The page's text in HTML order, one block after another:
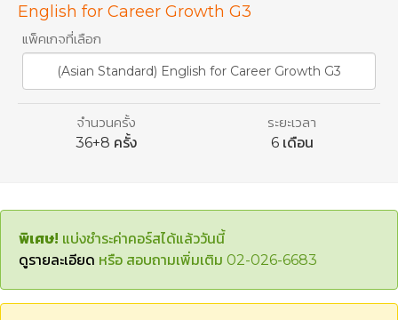
Lesson 23
Closing a meeting
Lesson 24
Lesson 25
Scheduling Online Meetings
Lesson 26
Attending Online Meetings
Lesson 27
Dealing with Technical Problems
Review and Practice (Lesson 25-29)
Lesson 31
Starting a Negotiation
Lesson 32
Negotiating
English for Career Growth G3
แพ็คเกจที่เลือก
(Asian Standard) English for Career Growth G3
จำนวนครั้ง
36+8 ครั้ง
ระยะเวลา
6 เดือน
พิเศษ! แบ่งชำระค่าคอร์สได้แล้ววันนี้
ดูรายละเอียด หรือ สอบถามเพิ่มเติม 02-026-6683